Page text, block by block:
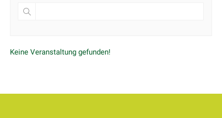
Keine Veranstaltung gefunden!